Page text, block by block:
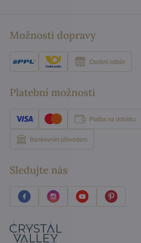
Možnosti dopravy
Osobní odběr
Platební možnosti
Platba na dobírku
Bankovním převodem
Sledujte nás